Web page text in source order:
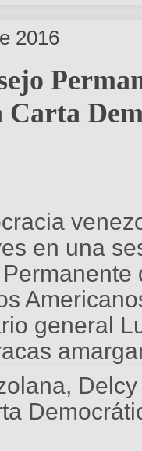
2016
en una
general